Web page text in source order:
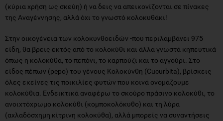
(κύρια χρήση ως σκεύη) ή να δεις να απεικονίζονται σε πίνακες
της Αναγέννησης, αλλά όχι το γνωστό κολοκυθάκι!
Στην οικογένεια των κολοκυνθοειδών -που περιλαμβάνει 975
είδη, θα βρεις εκτός από το κολοκύθι και άλλα γνωστά κηπευτικά
όπως η κολοκύθα, το πεπόνι, το καρπούζι και το αγγούρι. Στο
είδος πέπων (pepo) του γένους Κολοκύνθη (Cucurbita), βρίσκεις
όλες εκείνες τις ποικιλίες φυτών που κοινά ονομάζουμε
κολοκύθια. Ενδεικτικά αναφέρω το σκούρο πράσινο κολοκύθι, το
ανοιχτόχρωμο κολοκύθι (κομποκολόκυθο) και τη λύρα
(αχλαδόσχημη κίτρινη κολοκύθα), αλλά μπορείς να συναντήσεις